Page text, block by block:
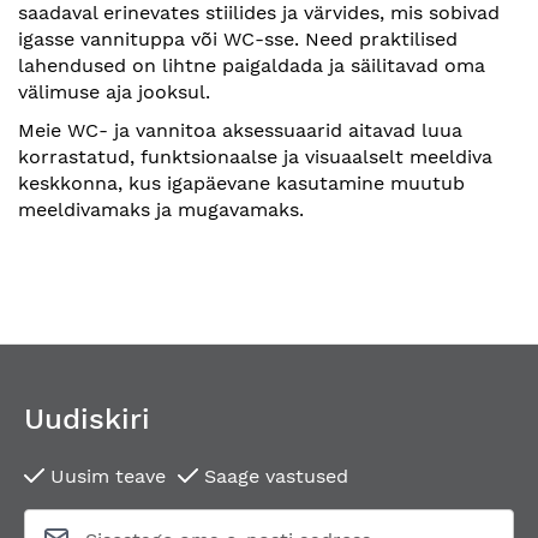
saadaval erinevates stiilides ja värvides, mis sobivad
igasse vannituppa või WC-sse. Need praktilised
lahendused on lihtne paigaldada ja säilitavad oma
välimuse aja jooksul.
Meie WC- ja vannitoa aksessuaarid aitavad luua
korrastatud, funktsionaalse ja visuaalselt meeldiva
keskkonna, kus igapäevane kasutamine muutub
meeldivamaks ja mugavamaks.
Uudiskiri
Uusim teave Saage vastused